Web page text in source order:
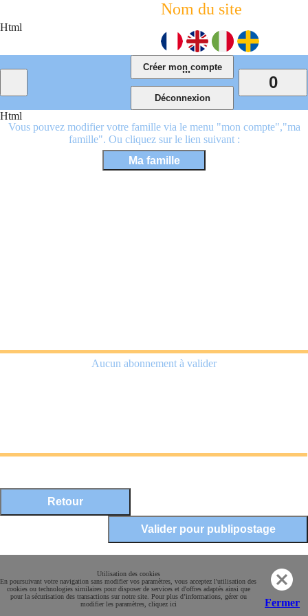
Html
Nom du site
Html
0
...
Vous pouvez modifier votre famille via le menu "mon compte","ma
famille". Ou cliquez sur le lien suivant :
Aucun abonnement à valider
Utilisation des cookies
En poursuivant votre navigation sans modifier vos paramètres, vous acceptez l'utilisation des
cookies ou technologies similaires pour disposer de services et d'offres adaptés ainsi que
pour la sécurisation des transactions sur notre site. Pour plus d’informations, gérer ou
modifier les paramètres, cliquez ici
Fermer
Paiement sécurisé
Conditions Générales de Vente